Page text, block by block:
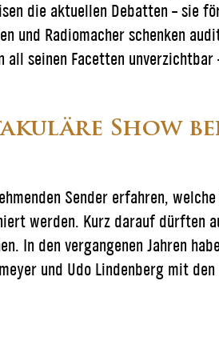
die aktuellen Debatten – sie
und Radiomacher schenken
seinen Facetten unverzichtbar
Show
Sender erfahren,
werden. Kurz darauf dürften
In den vergangenen Jahren
und Udo Lindenberg mit